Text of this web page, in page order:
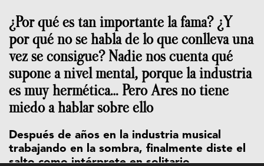
¿Por qué es tan importante la fama? ¿Y
por qué no se habla de lo que conlleva una
vez se consigue? Nadie nos cuenta qué
supone a nivel mental, porque la industria
es muy hermética… Pero Ares no tiene
miedo a hablar sobre ello
Después de años en la industria musical
trabajando en la sombra, finalmente diste el
salto como intérprete en solitario.